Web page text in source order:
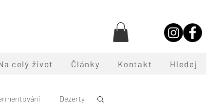
celý život Články Kontakt Hledej
Dezerty